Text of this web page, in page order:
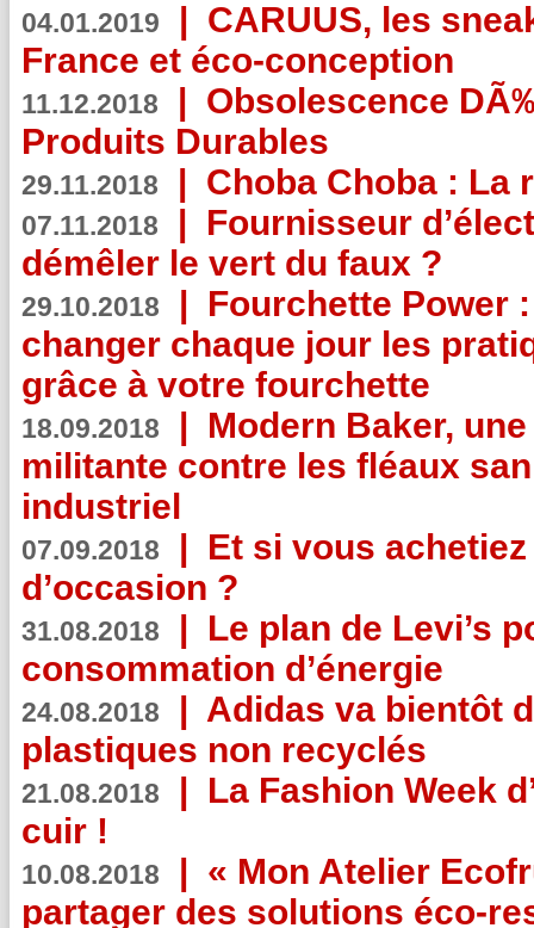
04.01.2019 | CARUUS, les
France et éco-conception
11.12.2018 | Obsolescence
Produits Durables
29.11.2018 | Choba Choba : La
07.11.2018 | Fournisseur
démêler le vert du faux ?
29.10.2018 | Fourchette Power
changer chaque jour les
grâce à votre fourchette
18.09.2018 | Modern Baker,
militante contre les fléaux
industriel
07.09.2018 | Et si vous
d’occasion ?
31.08.2018 | Le plan de Levi’s
consommation d’énergie
24.08.2018 | Adidas va bientôt
plastiques non recyclés
21.08.2018 | La Fashion Week
cuir !
10.08.2018 | « Mon Atelier
partager des solutions éco-